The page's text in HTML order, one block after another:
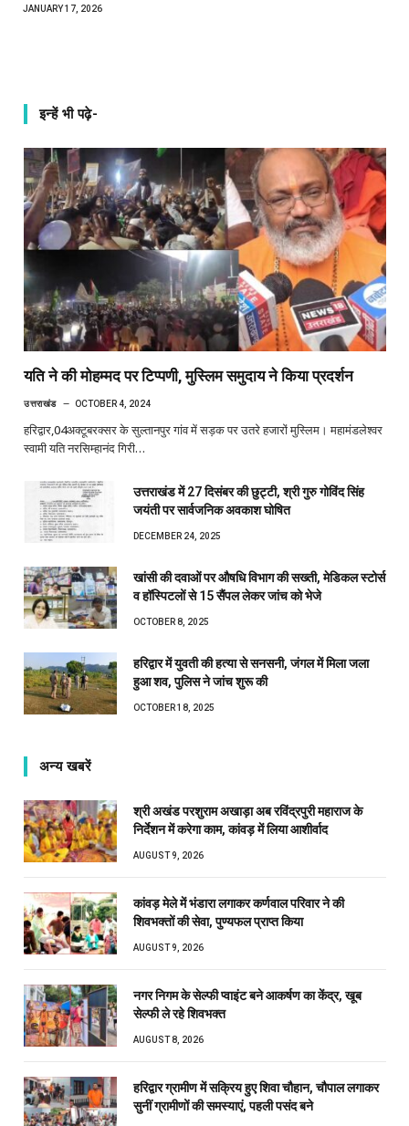
JANUARY 17, 2026
इन्हें भी पढ़े-
यति ने की मोहम्मद पर टिप्पणी, मुस्लिम समुदाय ने किया प्रदर्शन
उत्तराखंड OCTOBER 4, 2024
हरिद्वार,04अक्टूबरक्सर के सुल्तानपुर गांव में सड़क पर उतरे हजारों मुस्लिम। महामंडलेश्वर
स्वामी यति नरसिम्हानंद गिरी…
उत्तराखंड में 27 दिसंबर की छुट्टी, श्री गुरु गोविंद सिंह
जयंती पर सार्वजनिक अवकाश घोषित
DECEMBER 24, 2025
खांसी की दवाओं पर औषधि विभाग की सख्ती, मेडिकल स्टोर्स
व हॉस्पिटलों से 15 सैंपल लेकर जांच को भेजे
OCTOBER 8, 2025
हरिद्वार में युवती की हत्या से सनसनी, जंगल में मिला जला
हुआ शव, पुलिस ने जांच शुरू की
OCTOBER 18, 2025
अन्य खबरें
श्री अखंड परशुराम अखाड़ा अब रविंद्रपुरी महाराज के
निर्देशन में करेगा काम, कांवड़ में लिया आशीर्वाद
AUGUST 9, 2026
कांवड़ मेले में भंडारा लगाकर कर्णवाल परिवार ने की
शिवभक्तों की सेवा, पुण्यफल प्राप्त किया
AUGUST 9, 2026
नगर निगम के सेल्फी प्वाइंट बने आकर्षण का केंद्र, खूब
सेल्फी ले रहे शिवभक्त
AUGUST 8, 2026
हरिद्वार ग्रामीण में सक्रिय हुए शिवा चौहान, चौपाल लगाकर
सुनीं ग्रामीणों की समस्याएं, पहली पसंद बने